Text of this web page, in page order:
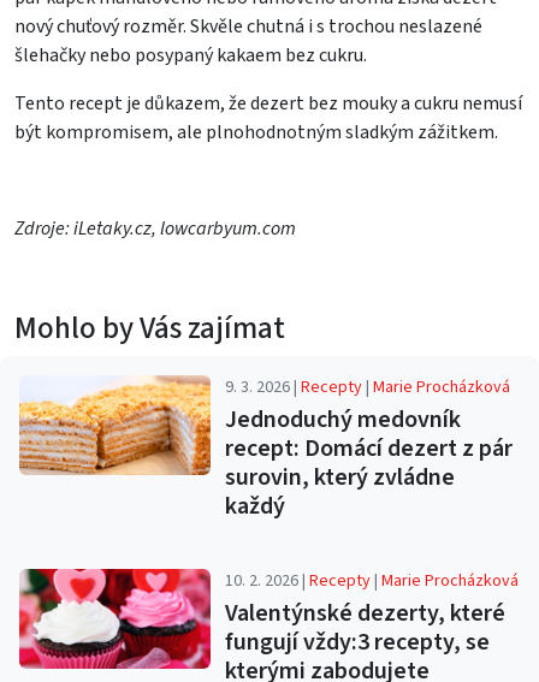
nový chuťový rozměr. Skvěle chutná i s trochou neslazené
šlehačky nebo posypaný kakaem bez cukru.
Tento recept je důkazem, že dezert bez mouky a cukru nemusí
být kompromisem, ale plnohodnotným sladkým zážitkem.
Zdroje: iLetaky.cz, lowcarbyum.com
Mohlo by Vás zajímat
9. 3. 2026 |Recepty|Marie Procházková
Jednoduchý medovník
recept: Domácí dezert z pár
surovin, který zvládne
každý
10. 2. 2026 |Recepty|Marie Procházková
Valentýnské dezerty, které
fungují vždy:3 recepty, se
kterými zabodujete